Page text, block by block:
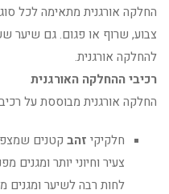
החלקה אורגנית מתאימה לכל
צבוע, שרוף או פגום. גם שיער
להחלקה אורגנית.
רכיבי ההחלקה האורגנית
החלקה אורגנית מבוססת על
חלקיקי זהב קטנים
צעיר וחיוני יותר ומגנים
לחות רבה לשיער ומגנים